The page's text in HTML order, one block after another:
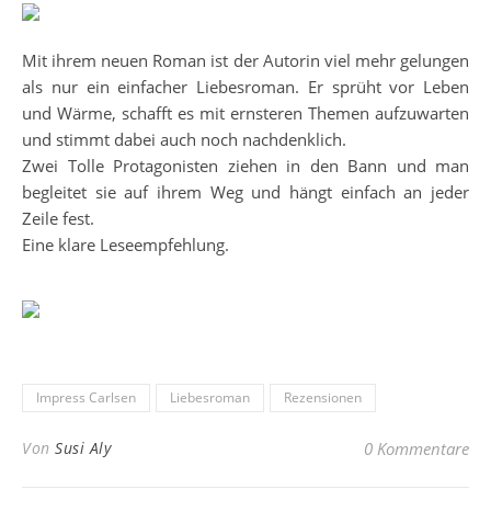
Mit ihrem neuen Roman ist der Autorin viel mehr gelungen
als nur ein einfacher Liebesroman. Er sprüht vor Leben
und Wärme, schafft es mit ernsteren Themen aufzuwarten
und stimmt dabei auch noch nachdenklich.
Zwei Tolle Protagonisten ziehen in den Bann und man
begleitet sie auf ihrem Weg und hängt einfach an jeder
Zeile fest.
Eine klare Leseempfehlung.
Impress Carlsen Liebesroman Rezensionen
Von Susi Aly 0 Kommentare